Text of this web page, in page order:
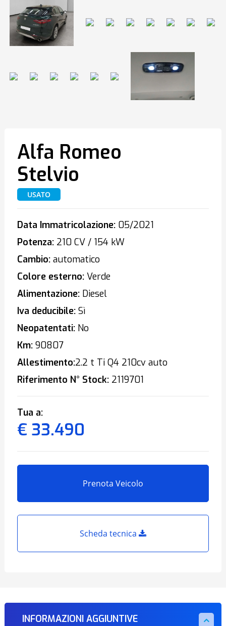
Alfa Romeo
Stelvio
USATO
Data Immatricolazione:05/2021
Potenza:210 CV / 154 kW
Cambio:automatico
Colore esterno:Verde
Alimentazione:Diesel
Iva deducibile:Sì
Neopatentati:No
Km:90807
Allestimento:2.2 t Ti Q4 210cv auto
Riferimento N° Stock:2119701
Tua a:
€ 33.490
Prenota Veicolo
Scheda tecnica
INFORMAZIONI AGGIUNTIVE